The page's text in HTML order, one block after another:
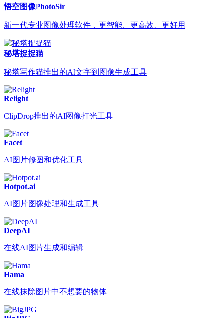
悟空图像PhotoSir
新一代专业图像处理软件，更智能、更高效、更好用
秘塔捉捉猫
秘塔写作猫推出的AI文字到图像生成工具
Relight
ClipDrop推出的AI图像打光工具
Facet
AI图片修图和优化工具
Hotpot.ai
AI图片图像处理和生成工具
DeepAI
在线AI图片生成和编辑
Hama
在线抹除图片中不想要的物体